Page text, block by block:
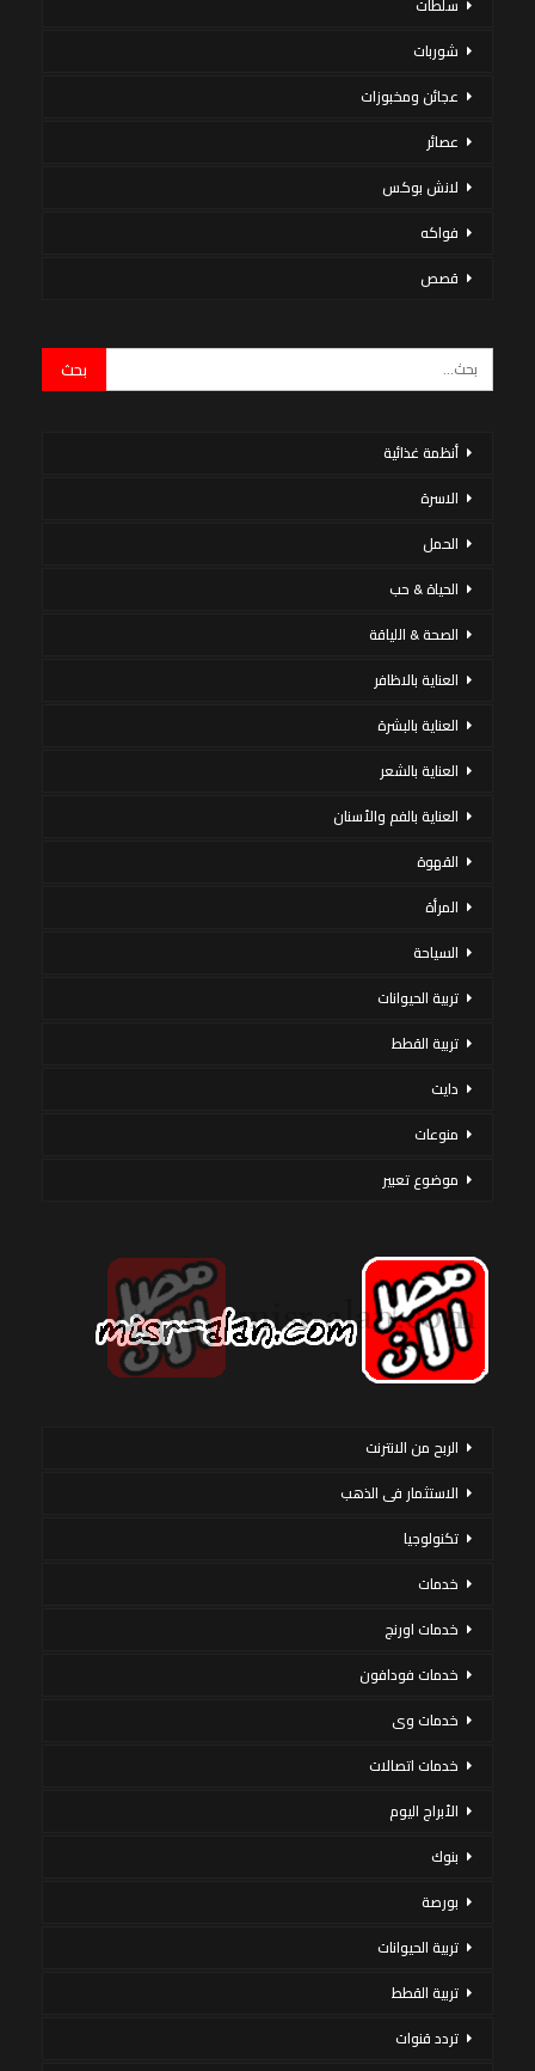
سلطات
شوربات
عجائن ومخبوزات
عصائر
لانش بوكس
فواكه
قصص
أنظمة غذائية
الاسرة
الحمل
الحياة & حب
الصحة & اللياقة
العناية بالاظافر
العناية بالبشرة
العناية بالشعر
العناية بالفم والأسنان
القهوة
المرأة
السياحة
تربية الحيوانات
تربية القطط
دايت
منوعات
موضوع تعبير
الربح من الانترنت
الاستثمار فى الذهب
تكنولوجيا
خدمات
خدمات اورنج
خدمات فودافون
خدمات وى
خدمات اتصالات
الأبراج اليوم
بنوك
بورصة
تربية الحيوانات
تربية القطط
تردد قنوات